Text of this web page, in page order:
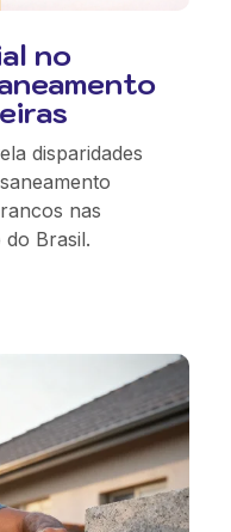
no
disparidades
nas
do Brasil.